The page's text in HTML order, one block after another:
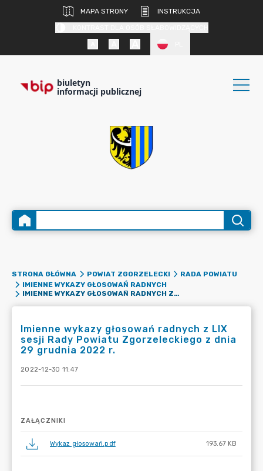
MAPA STRONY
INSTRUKCJA
biuletyn
informacji publicznej
STRONA GŁÓWNA POWIAT ZGORZELECKI
RADA POWIATU
IMIENNE WYKAZY GŁOSOWAŃ RADNYCH
IMIENNE WYKAZY GŁOSOWAŃ RADNYCH Z LIX SESJI RADY POWIATU ZGORZELECKIEGO Z DNIA 29 GRUDNIA 2022 R.
Imienne wykazy głosowań radnych z LIX
sesji Rady Powiatu Zgorzeleckiego z dnia
29 grudnia 2022 r.
2022-12-30 11:47
ZAŁĄCZNIKI
Wykaz głosowań.pdf 193.67 KB